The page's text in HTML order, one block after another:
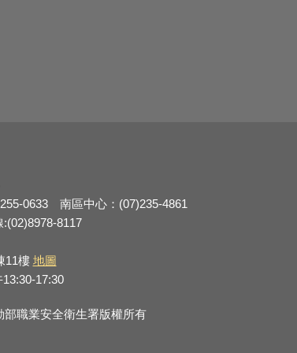
0633 南區中心：(07)235-4861
8117
11樓 地圖
17:30
部職業安全衛生署版權所有